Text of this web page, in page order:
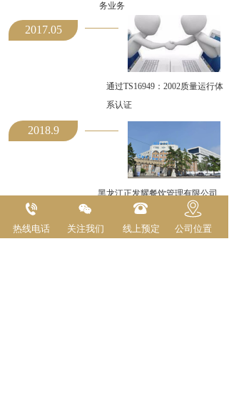
务业务
2017.05
通过TS16949：2002质量运行体
系认证
2018.9
黑龙江正发耀餐饮管理有限公司
央企哈飞集团签署宾馆劳务业务
2018.12 公司位置
关注我们
热线电话 线上预定